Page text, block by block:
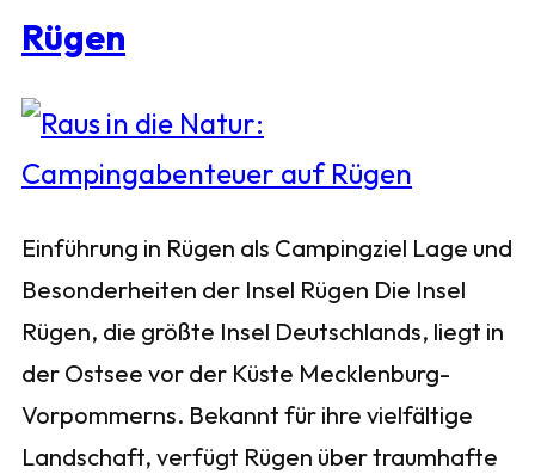
Rügen
Einführung in Rügen als Campingziel Lage und
Besonderheiten der Insel Rügen Die Insel
Rügen, die größte Insel Deutschlands, liegt in
der Ostsee vor der Küste Mecklenburg-
Vorpommerns. Bekannt für ihre vielfältige
Landschaft, verfügt Rügen über traumhafte